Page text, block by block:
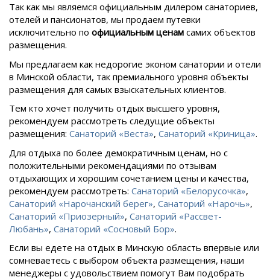
Так как мы являемся официальным дилером санаториев,
отелей и пансионатов, мы продаем путевки
исключительно по официальным ценам самих объектов
размещения.
Мы предлагаем как недорогие эконом санатории и отели
в Минской области, так премиального уровня объекты
размещения для самых взыскательных клиентов.
Тем кто хочет получить отдых высшего уровня,
рекомендуем рассмотреть следущие объекты
размещения: Санаторий «Веста», Санаторий «Криница».
Для отдыха по более демократичным ценам, но с
положительными рекомендациями по отзывам
отдыхающих и хорошим сочетанием цены и качества,
рекомендуем рассмотреть: Санаторий «Белорусочка»,
Санаторий «Нарочанский берег», Санаторий «Нарочь»,
Санаторий «Приозерный», Санаторий «Рассвет-
Любань», Санаторий «Сосновый Бор».
Если вы едете на отдых в Минскую область впервые или
сомневаетесь с выбором объекта размещения, наши
менеджеры с удовольствием помогут Вам подобрать